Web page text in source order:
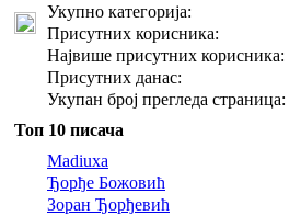
Укупно категорија:
Присутних корисника:
Највише присутних корисника:
Присутних данас:
Укупан број прегледа страница:
Топ 10 писача
Madiuxa
Ђорђе Божовић
Зоран Ђорђевић